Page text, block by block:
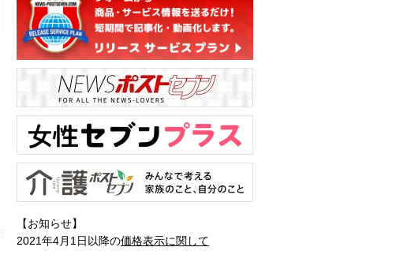
【お知らせ】
2021年4月1日以降の価格表示に関して